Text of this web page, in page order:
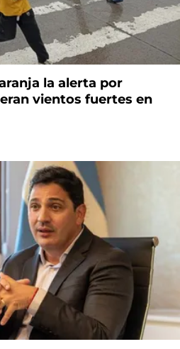
la alerta por
vientos fuertes en